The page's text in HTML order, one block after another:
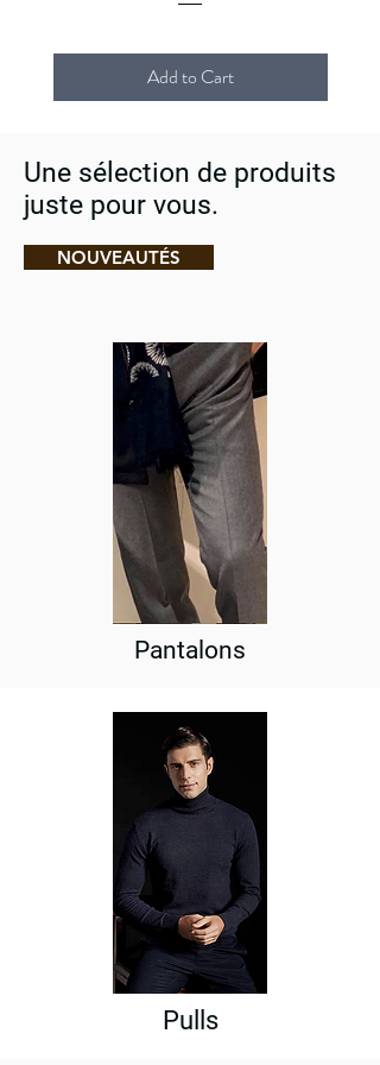
Add to Cart
Une sélection de produits
juste pour vous.
NOUVEAUTÉS
Pantalons
Pulls